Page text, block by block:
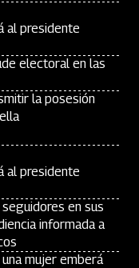
al presidente
electoral en las
la posesión
al presidente
en sus
informada a
mujer emberá